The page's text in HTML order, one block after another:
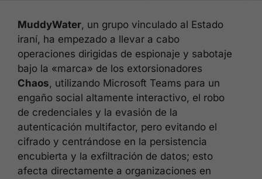
MuddyWater, un grupo vinculado al Estado
iraní, ha empezado a llevar a cabo
operaciones dirigidas de espionaje y sabotaje
bajo la «marca» de los extorsionadores
Chaos, utilizando Microsoft Teams para un
engaño social altamente interactivo, el robo
de credenciales y la evasión de la
autenticación multifactor, pero evitando el
cifrado y centrándose en la persistencia
encubierta y la exfiltración de datos; esto
afecta directamente a organizaciones en